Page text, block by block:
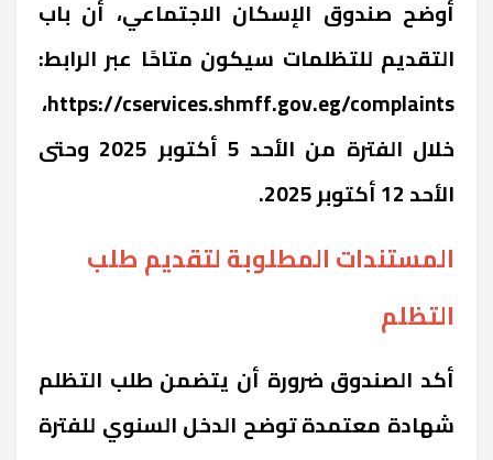
أوضح صندوق الإسكان الاجتماعي، أن باب
التقديم للتظلمات سيكون متاحًا عبر الرابط:
https://cservices.shmff.gov.eg/complaints،
خلال الفترة من الأحد 5 أكتوبر 2025 وحتى
الأحد 12 أكتوبر 2025.
المستندات المطلوبة لتقديم طلب
التظلم
أكد الصندوق ضرورة أن يتضمن طلب التظلم
شهادة معتمدة توضح الدخل السنوي للفترة